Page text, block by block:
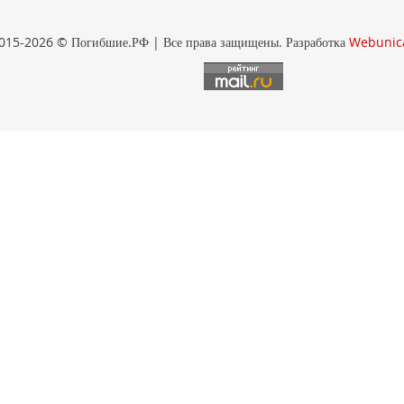
2026 © Погибшие.РФ | Все права защищены. Разработка